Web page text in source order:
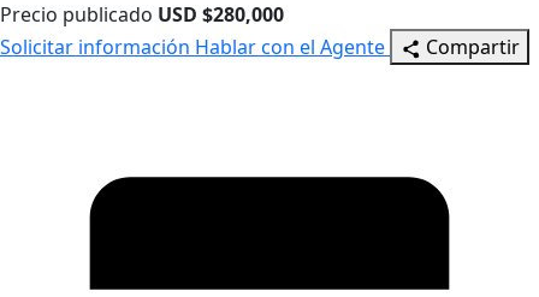
Precio publicado USD $280,000
Solicitar información Hablar con el Agente Compartir